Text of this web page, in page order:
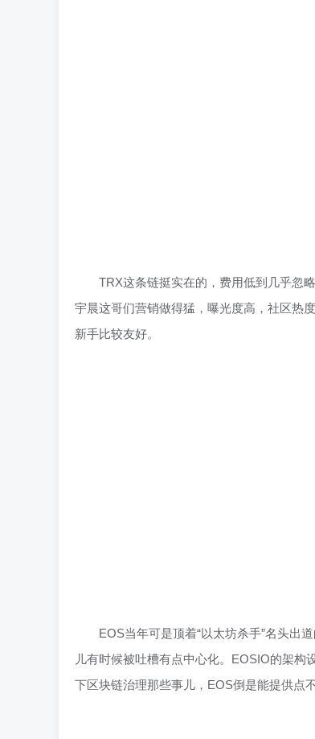
TRX这条链挺实在的，费用低到几乎忽
宇晨这哥们营销做得猛，曝光度高，社区热
新手比较友好。
EOS当年可是顶着“以太坊杀手”名头出
儿有时候被吐槽有点中心化。EOSIO的架
下区块链治理那些事儿，EOS倒是能提供点